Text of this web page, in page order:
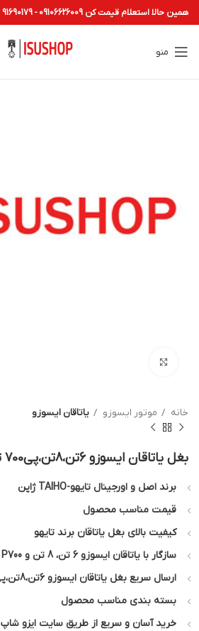
همین حالا استعلام قیمت کن 09106626009 - 91690179 021
منو
خانه موتور ایسوزو یاتاقان ایسوزو
بغل یاتاقان ایسوزو 6تن،8تن،پی700 تایهو ژاپن
برند اصل و اورجینال تایهو-TAIHO ژاپن
قیمت مناسب محصول
کیفیت بالای بغل یاتاقان برند تایهو
سازگار با یاتاقان ایسوزو 6 تن، 8 تن و P700
ارسال سریع بغل یاتاقان ایسوزو 6تن،8تن،پی700 تایهو ژاپن
بسته بندی مناسب محصول
خرید آسان و سریع از طریق سایت ایزو شاپ